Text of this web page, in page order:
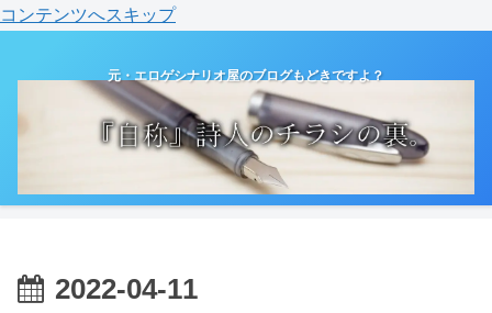
コンテンツへスキップ
元・エロゲシナリオ屋のブログもどきですよ？
2022-04-11